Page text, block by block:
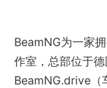
BeamNG为一家
作室，总部位于
BeamNG.drive（